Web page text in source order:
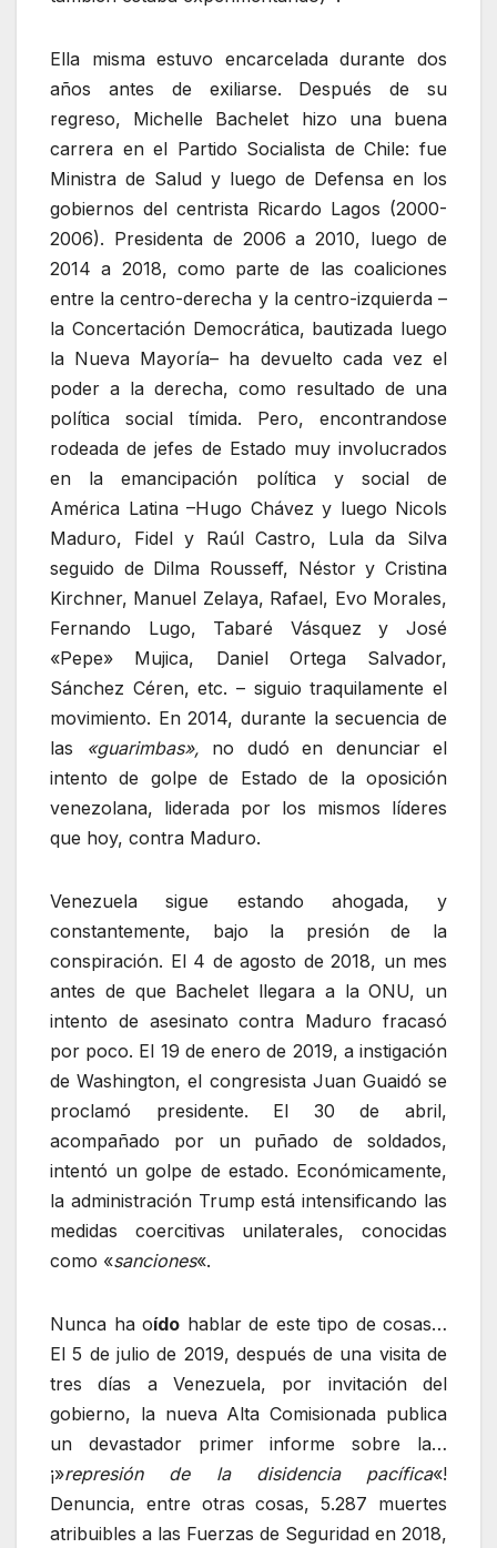
Ella misma estuvo encarcelada durante dos
años antes de exiliarse. Después de su
regreso, Michelle Bachelet hizo una buena
carrera en el Partido Socialista de Chile: fue
Ministra de Salud y luego de Defensa en los
gobiernos del centrista Ricardo Lagos (2000-
2006). Presidenta de 2006 a 2010, luego de
2014 a 2018, como parte de las coaliciones
entre la centro-derecha y la centro-izquierda –
la Concertación Democrática, bautizada luego
la Nueva Mayoría– ha devuelto cada vez el
poder a la derecha, como resultado de una
política social tímida. Pero, encontrandose
rodeada de jefes de Estado muy involucrados
en la emancipación política y social de
América Latina –Hugo Chávez y luego Nicols
Maduro, Fidel y Raúl Castro, Lula da Silva
seguido de Dilma Rousseff, Néstor y Cristina
Kirchner, Manuel Zelaya, Rafael, Evo Morales,
Fernando Lugo, Tabaré Vásquez y José
«Pepe» Mujica, Daniel Ortega Salvador,
Sánchez Céren, etc. – siguio traquilamente el
movimiento. En 2014, durante la secuencia de
las «guarimbas», no dudó en denunciar el
intento de golpe de Estado de la oposición
venezolana, liderada por los mismos líderes
que hoy, contra Maduro.
Venezuela sigue estando ahogada, y
constantemente, bajo la presión de la
conspiración. El 4 de agosto de 2018, un mes
antes de que Bachelet llegara a la ONU, un
intento de asesinato contra Maduro fracasó
por poco. El 19 de enero de 2019, a instigación
de Washington, el congresista Juan Guaidó se
proclamó presidente. El 30 de abril,
acompañado por un puñado de soldados,
intentó un golpe de estado. Económicamente,
la administración Trump está intensificando las
medidas coercitivas unilaterales, conocidas
como «sanciones«.
Nunca ha oído hablar de este tipo de cosas…
El 5 de julio de 2019, después de una visita de
tres días a Venezuela, por invitación del
gobierno, la nueva Alta Comisionada publica
un devastador primer informe sobre la…
¡»represión de la disidencia pacífica«!
Denuncia, entre otras cosas, 5.287 muertes
atribuibles a las Fuerzas de Seguridad en 2018,